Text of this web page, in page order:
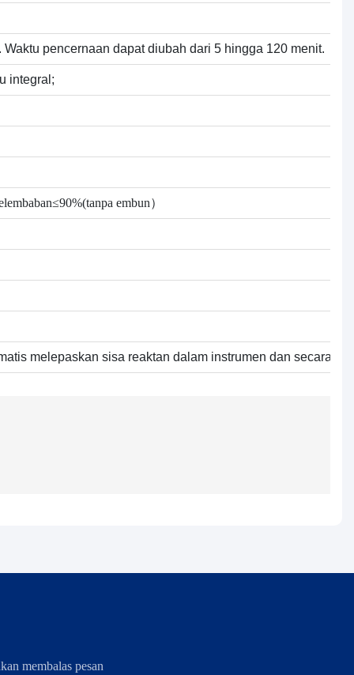
pencernaan dapat diubah dari 5 hingga 120 menit.
integral;
embun）
melepaskan sisa reaktan dalam instrumen dan secara
membalas pesan